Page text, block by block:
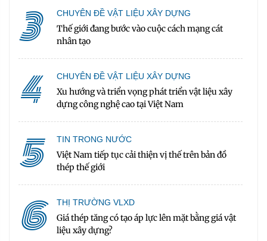
3 CHUYÊN ĐỀ VẬT LIỆU XÂY DỰNG
Thế giới đang bước vào cuộc cách mạng cát
nhân tạo
4 CHUYÊN ĐỀ VẬT LIỆU XÂY DỰNG
Xu hướng và triển vọng phát triển vật liệu xây
dựng công nghệ cao tại Việt Nam
5 TIN TRONG NƯỚC
Việt Nam tiếp tục cải thiện vị thế trên bản đồ
thép thế giới
6 THỊ TRƯỜNG VLXD
Giá thép tăng có tạo áp lực lên mặt bằng giá vật
liệu xây dựng?